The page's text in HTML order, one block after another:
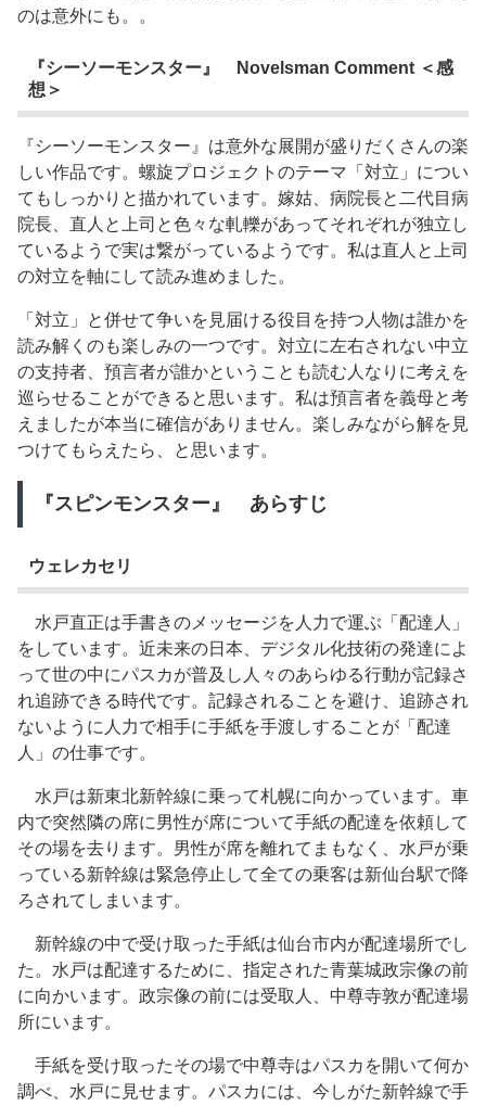
のは意外にも。。
『シーソーモンスター』 Novelsman Comment ＜感
想＞
『シーソーモンスター』は意外な展開が盛りだくさんの楽
しい作品です。螺旋プロジェクトのテーマ「対立」につい
てもしっかりと描かれています。嫁姑、病院長と二代目病
院長、直人と上司と色々な軋轢があってそれぞれが独立し
ているようで実は繋がっているようです。私は直人と上司
の対立を軸にして読み進めました。
「対立」と併せて争いを見届ける役目を持つ人物は誰かを
読み解くのも楽しみの一つです。対立に左右されない中立
の支持者、預言者が誰かということも読む人なりに考えを
巡らせることができると思います。私は預言者を義母と考
えましたが本当に確信がありません。楽しみながら解を見
つけてもらえたら、と思います。
『スピンモンスター』 あらすじ
ウェレカセリ
水戸直正は手書きのメッセージを人力で運ぶ「配達人」
をしています。近未来の日本、デジタル化技術の発達によ
って世の中にパスカが普及し人々のあらゆる行動が記録さ
れ追跡できる時代です。記録されることを避け、追跡され
ないように人力で相手に手紙を手渡しすることが「配達
人」の仕事です。
水戸は新東北新幹線に乗って札幌に向かっています。車
内で突然隣の席に男性が席について手紙の配達を依頼して
その場を去ります。男性が席を離れてまもなく、水戸が乗
っている新幹線は緊急停止して全ての乗客は新仙台駅で降
ろされてしまいます。
新幹線の中で受け取った手紙は仙台市内が配達場所でし
た。水戸は配達するために、指定された青葉城政宗像の前
に向かいます。政宗像の前には受取人、中尊寺敦が配達場
所にいます。
手紙を受け取ったその場で中尊寺はパスカを開いて何か
調べ、水戸に見せます。パスカには、今しがた新幹線で手